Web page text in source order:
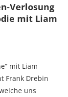
Verlosung
mit Liam
mit Liam
Frank Drebin
uns